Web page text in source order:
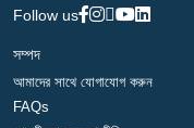
Follow us
সম্পদ
আমাদের সাথে যোগাযোগ করুন
FAQs